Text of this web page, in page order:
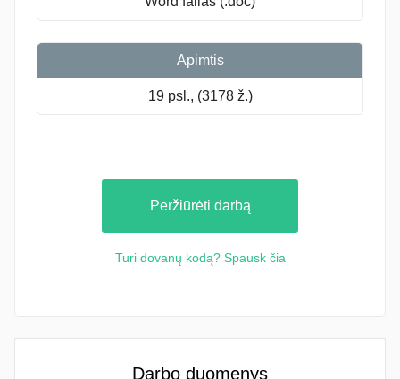
Apimtis
19 psl., (3178 ž.)
Peržiūrėti darbą
Turi dovanų kodą? Spausk čia
Darbo duomenys